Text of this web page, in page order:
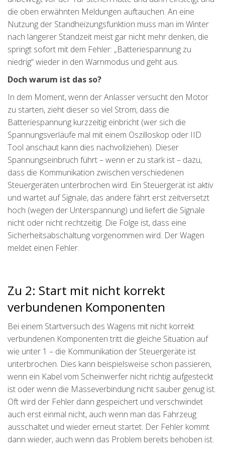
die oben erwähnten Meldungen auftauchen. An eine
Nutzung der Standheizungsfunktion muss man im Winter
nach längerer Standzeit meist gar nicht mehr denken, die
springt sofort mit dem Fehler: „Batteriespannung zu
niedrig“ wieder in den Warnmodus und geht aus.
Doch warum ist das so?
In dem Moment, wenn der Anlasser versucht den Motor
zu starten, zieht dieser so viel Strom, dass die
Batteriespannung kurzzeitig einbricht (wer sich die
Spannungsverläufe mal mit einem Oszilloskop oder IID
Tool anschaut kann dies nachvollziehen). Dieser
Spannungseinbruch führt – wenn er zu stark ist – dazu,
dass die Kommunikation zwischen verschiedenen
Steuergeräten unterbrochen wird. Ein Steuergerät ist aktiv
und wartet auf Signale, das andere fährt erst zeitversetzt
hoch (wegen der Unterspannung) und liefert die Signale
nicht oder nicht rechtzeitig. Die Folge ist, dass eine
Sicherheitsabschaltung vorgenommen wird. Der Wagen
meldet einen Fehler.
Zu 2: Start mit nicht korrekt
verbundenen Komponenten
Bei einem Startversuch des Wagens mit nicht korrekt
verbundenen Komponenten tritt die gleiche Situation auf
wie unter 1 – die Kommunikation der Steuergeräte ist
unterbrochen. Dies kann beispielsweise schon passieren,
wenn ein Kabel vom Scheinwerfer nicht richtig aufgesteckt
ist oder wenn die Masseverbindung nicht sauber genug ist.
Oft wird der Fehler dann gespeichert und verschwindet
auch erst einmal nicht, auch wenn man das Fahrzeug
ausschaltet und wieder erneut startet. Der Fehler kommt
dann wieder, auch wenn das Problem bereits behoben ist.